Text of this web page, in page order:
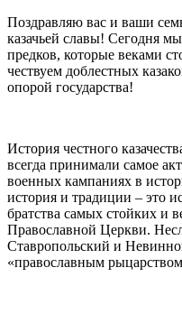
Поздравляю вас и ваши
казачьей славы! Сегодня
предков, которые веками
чествуем доблестных
опорой государства!
История честного
всегда принимали самое
военных кампаниях в
история и традиции – это
братства самых стойких и
Православной Церкви.
Ставропольский и
«православным